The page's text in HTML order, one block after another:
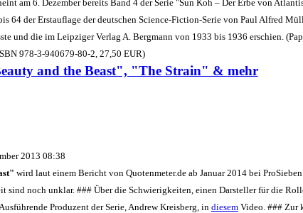
am 6. Dezember bereits Band 4 der Serie "Sun Koh – Der Erbe von
64 der Erstauflage der deutschen Science-Fiction-Serie von Paul Alfred
und die im Leipziger Verlag A. Bergmann von 1933 bis 1936 erschien.
978-3-940679-80-2, 27,50 EUR)
and the Beast", "The Strain" & mehr
2013 08:38
wird laut einem Bericht von Quotenmeter.de ab Januar 2014 bei
sind noch unklar. ### Über die Schwierigkeiten, einen Darsteller für die
Produzent der Serie, Andrew Kreisberg, in diesemVideo. ### Zur